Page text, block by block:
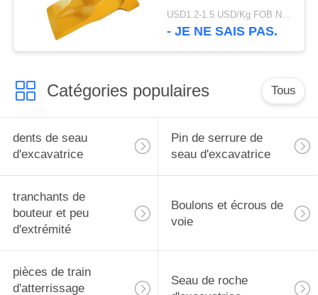
d'excavatrice de l'usine
V69 de marque de
USD1.2-1.5 USD/Kg FOB Ningbo MOQ:2 tonnes
- JE NE SAIS PAS.
Catégories populaires Tous
dents de seau
d'excavatrice
Pin de serrure de
seau d'excavatrice
tranchants de
bouteur et peu
d'extrémité
Boulons et écrous de
voie
pièces de train
d'atterrissage
Seau de roche